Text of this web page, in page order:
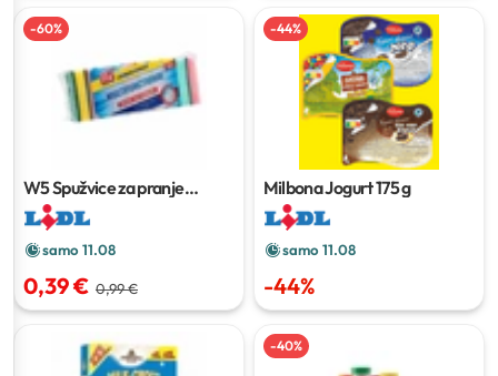
-60%
W5 Spužvice za pranje
posuđa10 kom
samo 11.08
0,39 € 0,99 €
-44%
Milbona Jogurt175 g
samo 11.08
-44%
-40%